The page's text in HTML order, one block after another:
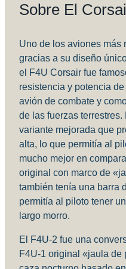
Sobre El
Uno de los aviones más
gracias a su diseño
el F4U Corsair fue
resistencia y potencia
avión de combate y
de las fuerzas
variante mejorada que
alta, lo que permitía al
mucho mejor en
original con marco de
también tenía una barra
permitía al piloto tener
largo morro.
El F4U-2 fue una
F4U-1 original «jaula de